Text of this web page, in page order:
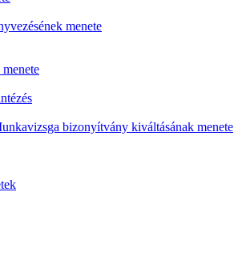
menete
bizonyítvány kiváltásának menete